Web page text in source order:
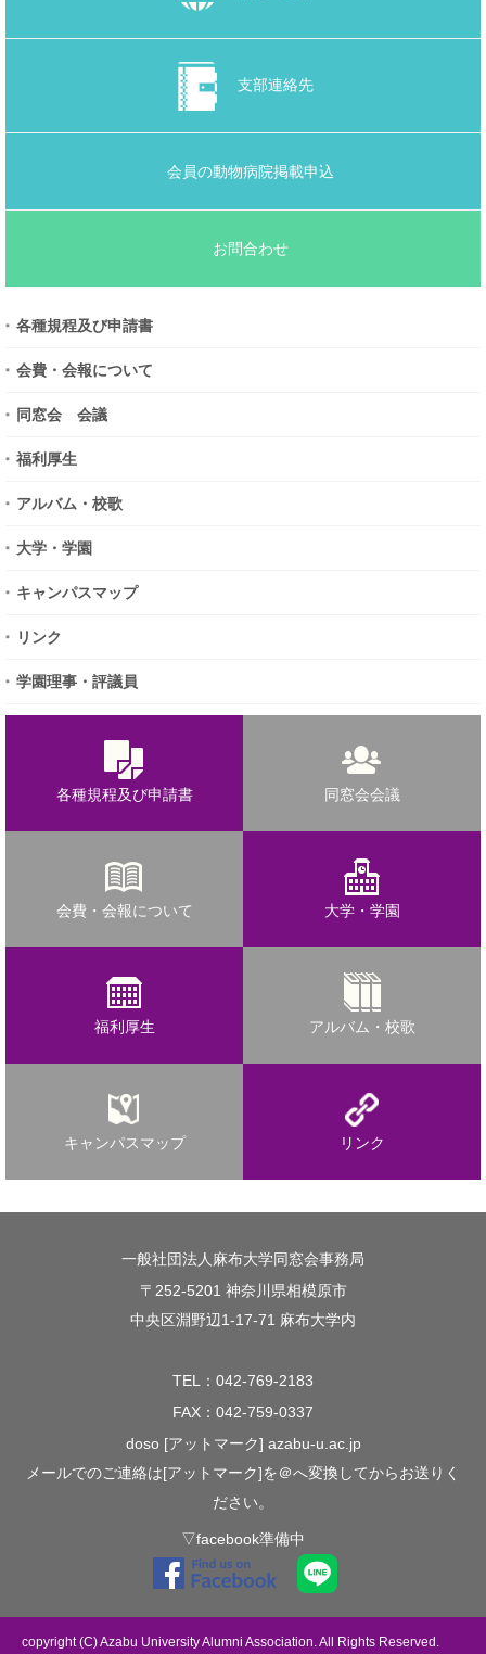
支部連絡先
会員の動物病院掲載申込
お問合わせ
各種規程及び申請書
会費・会報について
同窓会 会議
福利厚生
アルバム・校歌
大学・学園
キャンパスマップ
リンク
学園理事・評議員
各種規程及び申請書
会費・会報について
同窓会会議
大学・学園
福利厚生
キャンパスマップ
アルバム・校歌
リンク
一般社団法人麻布大学同窓会事務局
〒252-5201 神奈川県相模原市
中央区淵野辺1-17-71 麻布大学内
TEL：042-769-2183
FAX：042-759-0337
doso [アットマーク] azabu-u.ac.jp
メールでのご連絡は[アットマーク]を＠へ変換してからお送りく
ださい。
▽facebook準備中
copyright (C) Azabu University Alumni Association. All Rights Reserved.